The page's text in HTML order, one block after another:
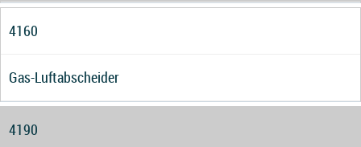
4160
Gas-Luftabscheider
4190